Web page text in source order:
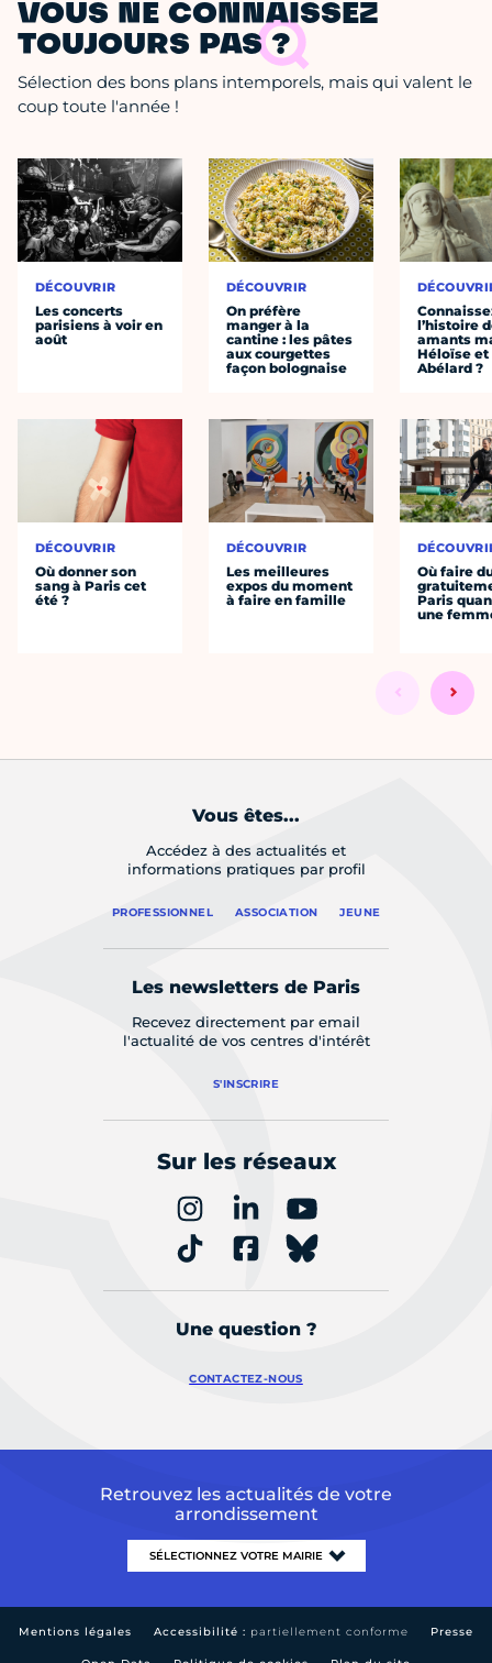
VOUS NE CONNAISSEZ
TOUJOURS PAS ?
Sélection des bons plans intemporels, mais qui valent le
coup toute l'année !
DÉCOUVRIR
Les concerts
parisiens à voir en
août
DÉCOUVRIR
Où donner son
sang à Paris cet
été ?
DÉCOUVRIR
On préfère
manger à la
cantine : les pâtes
aux courgettes
façon bolognaise
DÉCOUVRIR
Les meilleures
expos du moment
à faire en famille
l’histoire
amants
Héloïse et
Abélard ?
Où faire
Paris
une
Vous êtes...
Accédez à des actualités et
informations pratiques par profil
PROFESSIONNEL ASSOCIATION JEUNE
Les newsletters de Paris
Recevez directement par email
l'actualité de vos centres d'intérêt
S'INSCRIRE
Sur les réseaux
Une question ?
CONTACTEZ-NOUS
Retrouvez les actualités de votre
arrondissement
Mentions légales Accessibilité : partiellement conforme Presse